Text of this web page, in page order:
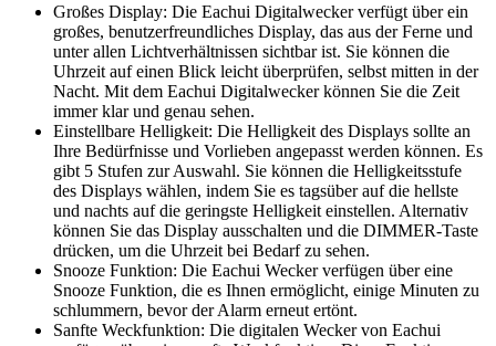
Großes Display: Die Eachui Digitalwecker verfügt über ein
großes, benutzerfreundliches Display, das aus der Ferne und
unter allen Lichtverhältnissen sichtbar ist. Sie können die
Uhrzeit auf einen Blick leicht überprüfen, selbst mitten in der
Nacht. Mit dem Eachui Digitalwecker können Sie die Zeit
immer klar und genau sehen.
Einstellbare Helligkeit: Die Helligkeit des Displays sollte an
Ihre Bedürfnisse und Vorlieben angepasst werden können. Es
gibt 5 Stufen zur Auswahl. Sie können die Helligkeitsstufe
des Displays wählen, indem Sie es tagsüber auf die hellste
und nachts auf die geringste Helligkeit einstellen. Alternativ
können Sie das Display ausschalten und die DIMMER-Taste
drücken, um die Uhrzeit bei Bedarf zu sehen.
Snooze Funktion: Die Eachui Wecker verfügen über eine
Snooze Funktion, die es Ihnen ermöglicht, einige Minuten zu
schlummern, bevor der Alarm erneut ertönt.
Sanfte Weckfunktion: Die digitalen Wecker von Eachui